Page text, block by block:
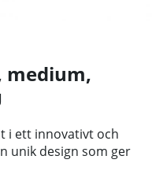
medium,
i ett innovativt och
unik design som ger